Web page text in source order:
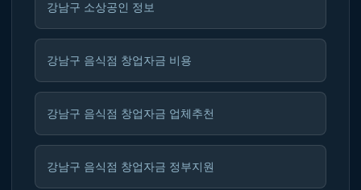
강남구 소상공인 정보
강남구 음식점 창업자금 비용
강남구 음식점 창업자금 업체추천
강남구 음식점 창업자금 정부지원